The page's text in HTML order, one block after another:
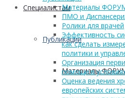
Cпециалистам
Публикации
Материалы
Материалы
ПМО и
Ролики для врачей
Эффективность
как сделать
политики и
Организация
помощи в
Оценка ведения
европейских